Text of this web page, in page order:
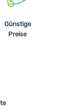
Günstige
Preise